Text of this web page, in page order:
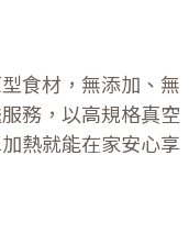
食材，無添加、無
務，以高規格真空
熱就能在家安心享